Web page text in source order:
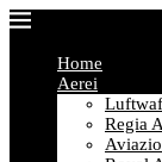
Home
Aerei
Regia